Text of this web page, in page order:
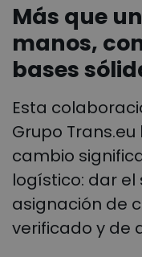
Más que
manos,
bases
Esta
Grupo
cambio
logístico: dar
asignación de
verificado y de